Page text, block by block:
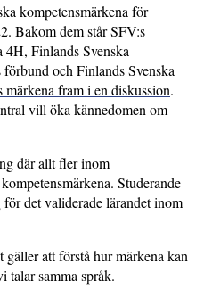
kompetensmärkena för
Bakom dem står SFV:s
4H, Finlands Svenska
och Finlands Svenska
märkena fram i en diskussion.
vill öka kännedomen om
där allt fler inom
Studerande
det validerade lärandet inom
att förstå hur märkena kan
talar samma språk.